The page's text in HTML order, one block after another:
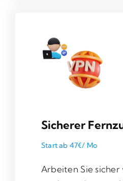
Sicherer
Start ab 47€/ Mo
Arbeiten Sie sicher